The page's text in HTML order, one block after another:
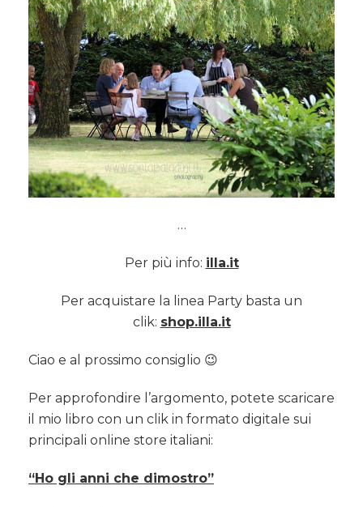
…
Per più info: illa.it
Per acquistare la linea Party basta un
clik: shop.illa.it
Ciao e al prossimo consiglio 😉
Per approfondire l’argomento, potete scaricare
il mio libro con un clik in formato digitale sui
principali online store italiani:
“Ho gli anni che dimostro”